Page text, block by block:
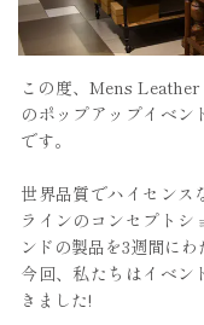
この度、Mens
のポップアップイベ
です。
世界品質でハイセンス
ラインのコンセプトシ
ンドの製品を3週間にわ
今回、私たちはイベン
きました!